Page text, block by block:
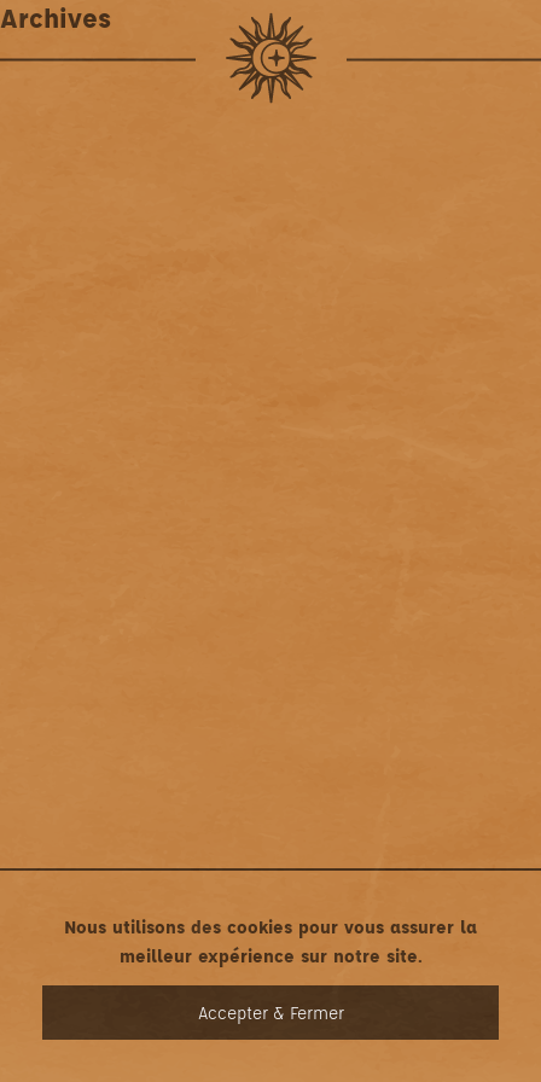
Archives
Mentions légales•Politique de confidentialité
Nous utilisons des cookies pour vous assurer la
meilleur expérience sur notre site.
Accepter & Fermer